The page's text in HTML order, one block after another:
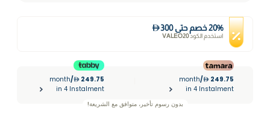
20% خصم حتى 300
استخدم الكودVALEO20
249.75
/
month
in 4 Instalment
249.75
/
month
in 4 Instalment
بدون رسوم تأخير، متوافق مع الشريعة!